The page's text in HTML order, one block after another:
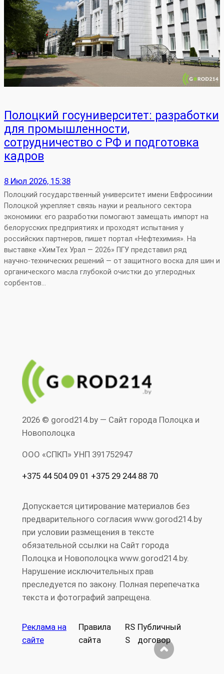
Полоцкий госуниверситет: разработки
для промышленности,
сотрудничество с РФ и подготовка
кадров
8 Июл 2026, 15:38
Полоцкий государственный университет имени Евфросинии
Полоцкой укрепляет связь науки и реального сектора
экономики: его разработки помогают замещать импорт на
белорусских предприятиях и проходят испытания у
российских партнеров, пишет портал «Нефтехимия». На
выставке «ХимТех Урал — 2026» ПГУ представил ряд
научно‑технических решений — от защитного воска для шин и
органического масла глубокой очистки до углеродных
сорбентов…
2026 © gorod214.by — Сайт города Полоцка и
Новополоцка
ООО «СПКП» УНП ‎391752947
+375 44 504 09 01 +375 29 244 88 70
Допускается цитирование материалов без
предварительного согласия www.gorod214.by
при условии размещения в тексте
обязательной ссылки на Сайт города
Полоцка и Новополоцка www.gorod214.by.
Нарушение исключительных прав
преследуется по закону. Полная перепечатка
текста и фотографий запрещена.
Реклама на
сайте
Правила
сайта
RS
S
Публичный
договор